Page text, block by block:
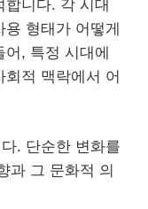
니다. 각 시대
형태가 어떻게
어, 특정 시대에
적 맥락에서 어
. 단순한 변화를
과 그 문화적 의